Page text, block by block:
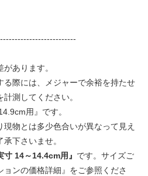
あります。
際には、メジャーで余裕を持たせ
測してください。
用』です。
物とは多少色合いが異なって見え
下さいませ。
14～14.4cm用』 です。サイズご
ンの価格詳細』をご参照くださ